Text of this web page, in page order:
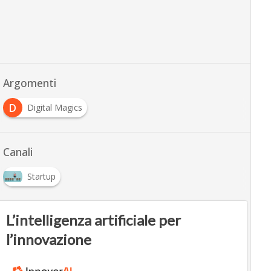
Argomenti
D
Digital Magics
Canali
Startup
L’intelligenza artificiale per
l’innovazione